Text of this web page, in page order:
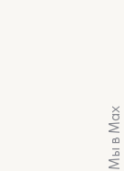
Мы в Max